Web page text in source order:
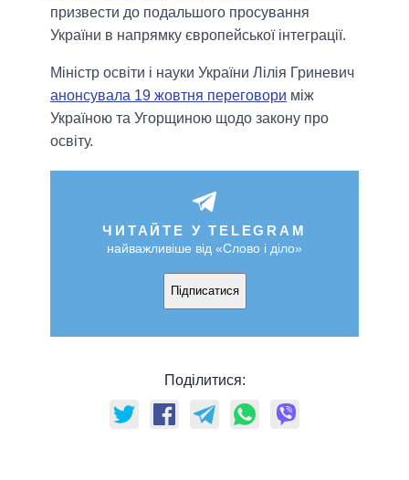
призвести до подальшого просування
України в напрямку європейської інтеграції.
Міністр освіти і науки України Лілія Гриневич
анонсувала 19 жовтня переговори між
Україною та Угорщиною щодо закону про
освіту.
ЧИТАЙТЕ У TELEGRAM
найважливіше від «Слово і діло»
Підписатися
Поділитися: